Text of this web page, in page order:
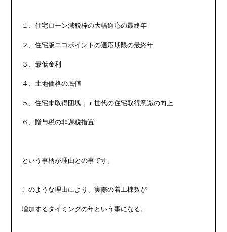
１、住宅ローン減税枠の大幅適応の最終年
２、住宅版エコポイントの適応期限の最終年
３、最低金利
４、土地価格の底値
５、住宅未取得団塊ｊｒ世代の住宅取得意識の向上
６、贈与税の非課税措置
という事柄が理由との事です。
このような理由により、実際の着工棟数が
増加するタイミングの年という事になる。